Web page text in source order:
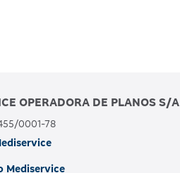
OPERADORA DE PLANOS S/A
0001-78
Mediservice